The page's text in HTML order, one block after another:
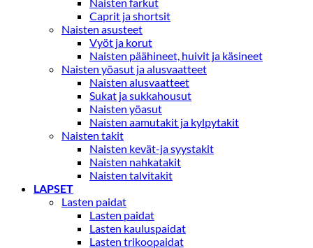
Caprit ja shortsit
Naisten asusteet
Vyöt ja korut
Naisten päähineet, huivit ja käsineet
Naisten yöasut ja alusvaatteet
Naisten alusvaatteet
Sukat ja sukkahousut
Naisten yöasut
Naisten aamutakit ja kylpytakit
Naisten takit
Naisten kevät-ja syystakit
Naisten nahkatakit
Naisten talvitakit
LAPSET
Lasten paidat
Lasten paidat
Lasten kauluspaidat
Lasten trikoopaidat